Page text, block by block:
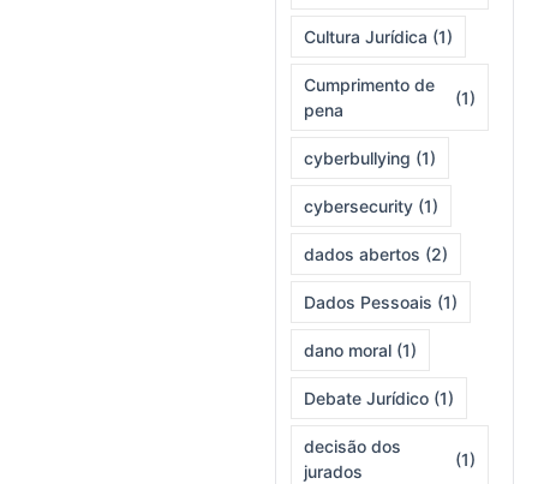
Cultura Jurídica (1)
Cumprimento de
pena
(1)
cyberbullying (1)
cybersecurity (1)
dados abertos (2)
Dados Pessoais (1)
dano moral (1)
Debate Jurídico (1)
decisão dos
jurados
(1)